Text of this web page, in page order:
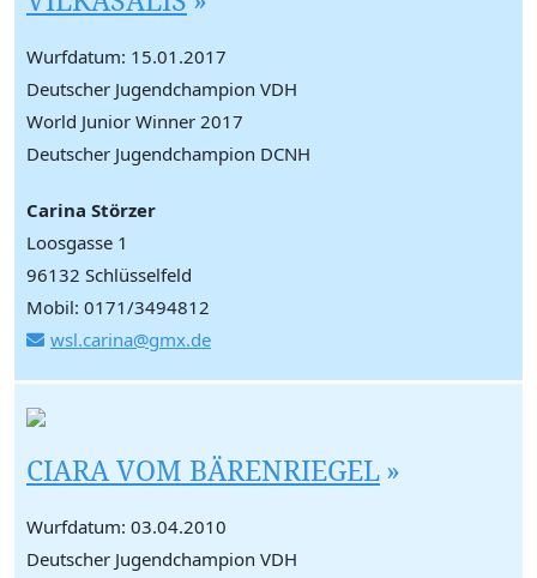
Wurfdatum: 15.01.2017
Deutscher Jugendchampion VDH
World Junior Winner 2017
Deutscher Jugendchampion DCNH
Carina Störzer
Loosgasse 1
96132 Schlüsselfeld
Mobil: 0171/3494812
wsl.carina@gmx.de
CIARA VOM BÄRENRIEGEL
Wurfdatum: 03.04.2010
Deutscher Jugendchampion VDH